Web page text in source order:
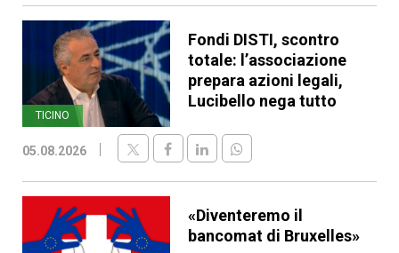
TICINO
Fondi DISTI, scontro
totale: l’associazione
prepara azioni legali,
Lucibello nega tutto
05.08.2026
«Diventeremo il
bancomat di Bruxelles»